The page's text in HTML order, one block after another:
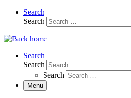
Search
Search
Search
Search
Search
Menu